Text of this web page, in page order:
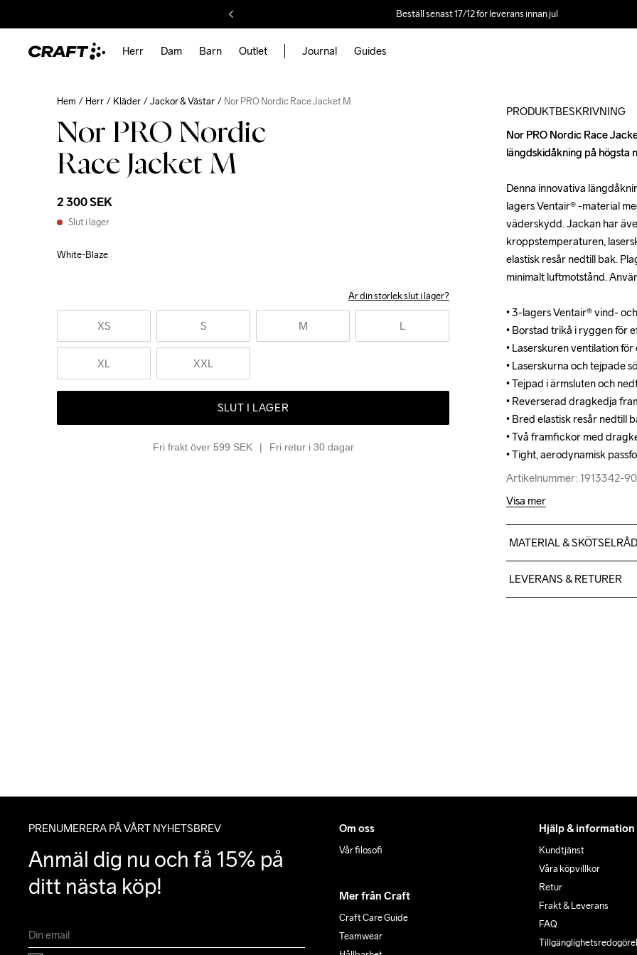
Beställ senast 17/12 för leverans innan jul
Herr Dam Barn Outlet Journal Guides
Hem Herr Kläder Jackor & Västar Nor PRO Nordic Race Jacket M
Nor PRO Nordic
Race Jacket M
2 300 SEK
Slut i lager
White-Blaze
Är din storlek slut i lager?
XS S M L
XL XXL
SLUT I LAGER
Fri frakt över 599 SEK Fri retur i 30 dagar
PRODUKTBESKRIVNING
Nor PRO Nordic Race
längdskidåkning på högsta
Denna innovativa
lagers Ventair® -material
väderskydd. Jackan har
kroppstemperaturen,
elastisk resår nedtill bak.
minimalt luftmotstånd.
• 3-lagers Ventair® vind-
• Borstad trikå i ryggen för
• Laserskuren ventilation
• Laserskurna och tejpade
• Tejpad i ärmsluten och
• Reverserad dragkedja
• Bred elastisk resår nedtill
• Två framfickor med
• Tight, aerodynamisk
Artikelnummer: 1913342-
Nor PRO Nordic Race
längdskidåkning på högsta
Denna innovativa
lagers Ventair® -material
väderskydd. Jackan har
kroppstemperaturen,
elastisk resår nedtill bak.
minimalt luftmotstånd.
• 3-lagers Ventair® vind-
• Borstad trikå i ryggen för
• Laserskuren ventilation
• Laserskurna och tejpade
• Tejpad i ärmsluten och
• Reverserad dragkedja
• Bred elastisk resår nedtill
• Två framfickor med
• Tight, aerodynamisk
Artikelnummer: 1913342-
Visa mer
MATERIAL & SKÖTSELRÅD
100% polyester-recycled
LEVERANS & RETURER
PRENUMERERA PÅ VÅRT NYHETSBREV
Anmäl dig nu och få 15% på
ditt nästa köp!
Om oss
Vår filosofi
Mer från Craft
Craft Care Guide
Teamwear
Hjälp & information
Kundtjänst
Våra köpvillkor
Retur
Frakt & Leverans
FAQ